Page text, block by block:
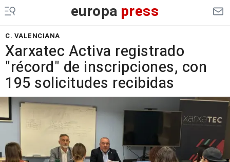
europa press
C. VALENCIANA
Xarxatec Activa registrado
"récord" de inscripciones, con
195 solicitudes recibidas